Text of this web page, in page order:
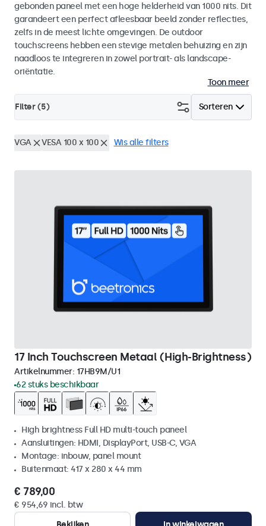
gebonden paneel met een hoge helderheid van 1000 nits. Dit
garandeert een perfect afleesbaar beeld zonder reflecties,
zelfs in de meest lichte omgevingen. De outdoor
touchscreens hebben een stevige metalen behuizing en zijn
naadloos te integreren in zowel portrait- als landscape-
oriëntatie.
Toon meer
Sorteren
Filter (5)
VGA VESA 100 x 100 Wis alle filters
17 Inch Touchscreen Metaal (High-Brightness)
Artikelnummer: 17HB9M/U1
62 stuks beschikbaar
High brightness Full HD multi-touch paneel
Aansluitingen: HDMI, DisplayPort, USB-C, VGA
Montage: inbouw, panel mount
Buitenmaat: 417 x 280 x 44 mm
€ 789,00
€ 954,69 incl. btw